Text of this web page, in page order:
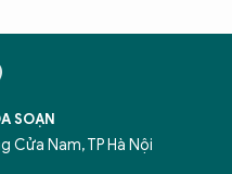
SOẠN
Cửa Nam, TP Hà Nội